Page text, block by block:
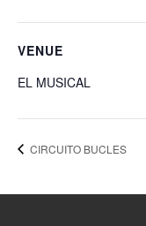
VENUE
EL MUSICAL
CIRCUITO BUCLES